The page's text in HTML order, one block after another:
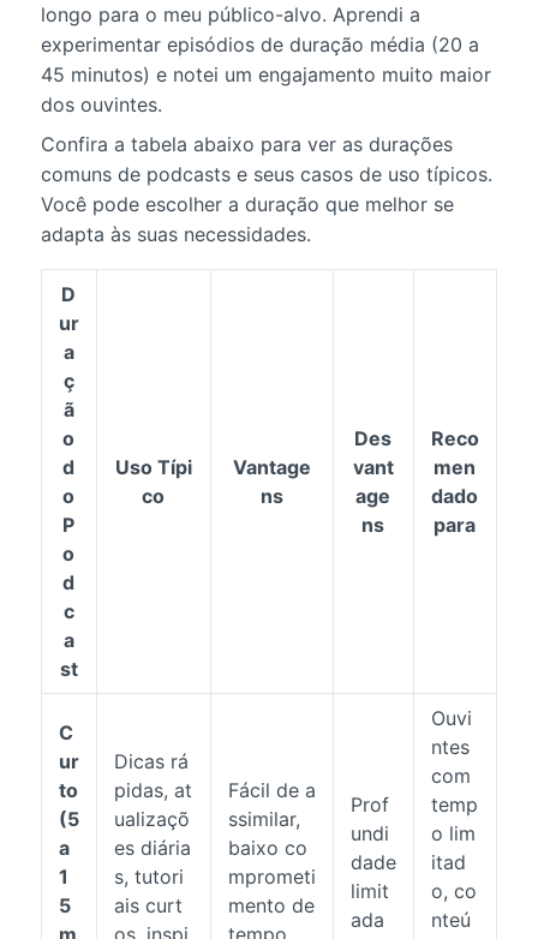
longo para o meu público-alvo. Aprendi a
experimentar episódios de duração média (20 a
45 minutos) e notei um engajamento muito maior
dos ouvintes.
Confira a tabela abaixo para ver as durações
comuns de podcasts e seus casos de uso típicos.
Você pode escolher a duração que melhor se
adapta às suas necessidades.
D
ur
a
ç
ã
o
d
o
P
o
d
c
a
st
Uso Típi
co
Vantage
ns
Des
vant
age
ns
Reco
men
dado
para
C
ur
to
(5
a
1
5
m
Dicas rá
pidas, at
ualizaçõ
es diária
s, tutori
ais curt
os, inspi
Fácil de a
ssimilar,
baixo co
mprometi
mento de
tempo
Prof
undi
dade
limit
ada
Ouvi
ntes
com
temp
o lim
itad
o, co
nteú